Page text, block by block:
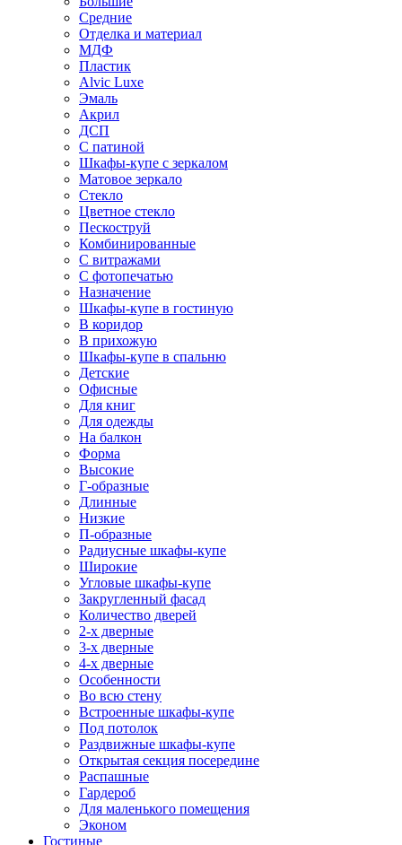
Средние
Отделка и материал
МДФ
Пластик
Alvic Luxe
Эмаль
Акрил
ДСП
С патиной
Шкафы-купе с зеркалом
Матовое зеркало
Стекло
Цветное стекло
Пескоструй
Комбинированные
С витражами
С фотопечатью
Назначение
Шкафы-купе в гостиную
В коридор
В прихожую
Шкафы-купе в спальню
Детские
Офисные
Для книг
Для одежды
На балкон
Форма
Высокие
Г-образные
Длинные
Низкие
П-образные
Радиусные шкафы-купе
Широкие
Угловые шкафы-купе
Закругленный фасад
Количество дверей
2-х дверные
3-х дверные
4-х дверные
Особенности
Во всю стену
Встроенные шкафы-купе
Под потолок
Раздвижные шкафы-купе
Открытая секция посередине
Распашные
Гардероб
Для маленького помещения
Эконом
Гостиные